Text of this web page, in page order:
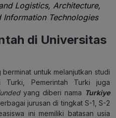
Logistics, Architecture,
Information Technologies
di Universitas
untuk melanjutkan studi
Pemerintah Turki juga
yang diberi nama Turkiye
jurusan di tingkat S-1, S-2
ini memiliki batasan usia